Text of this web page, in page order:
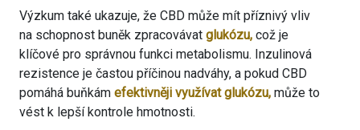
Výzkum také ukazuje, že CBD může mít příznivý vliv
na schopnost buněk zpracovávat glukózu, což je
klíčové pro správnou funkci metabolismu. Inzulinová
rezistence je častou příčinou nadváhy, a pokud CBD
pomáhá buňkám efektivněji využívat glukózu, může to
vést k lepší kontrole hmotnosti.